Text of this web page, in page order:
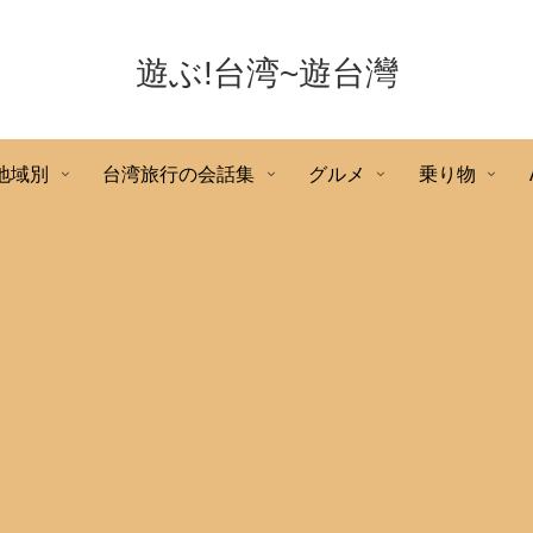
遊ぶ!台湾~遊台灣
域別 台湾旅行の会話集 グルメ 乗り物